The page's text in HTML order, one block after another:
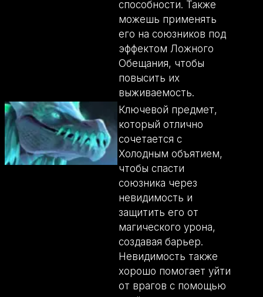
способности. Также
можешь применять
его на союзников под
эффектом Ложного
Обещания, чтобы
повысить их
выживаемость.
Ключевой предмет,
который отлично
сочетается с
Холодным объятием,
чтобы спасти
союзника через
невидимость и
защитить его от
магического урона,
создавая барьер.
Невидимость также
хорошо помогает уйти
от врагов с помощью